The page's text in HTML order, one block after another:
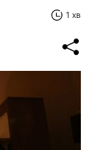
1 хв